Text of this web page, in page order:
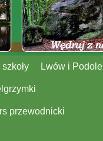
Lwów i Podole
przewodnicki